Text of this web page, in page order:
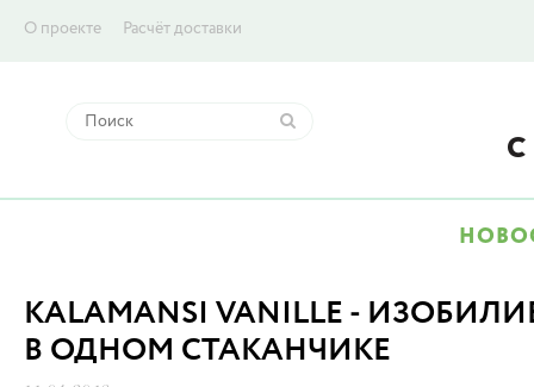
О проекте Расчёт доставки
KALAMANSI VANILLE -
В ОДНОМ СТАКАНЧИКЕ